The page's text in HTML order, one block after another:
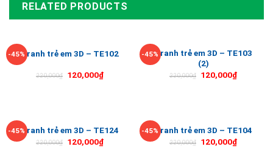
RELATED PRODUCTS
-45%Tranh trẻ em 3D – TE102
220,000₫ 120,000₫
-45%Tranh trẻ em 3D – TE103
(2)
220,000₫ 120,000₫
-45%Tranh trẻ em 3D – TE124
220,000₫ 120,000₫
-45%Tranh trẻ em 3D – TE104
220,000₫ 120,000₫